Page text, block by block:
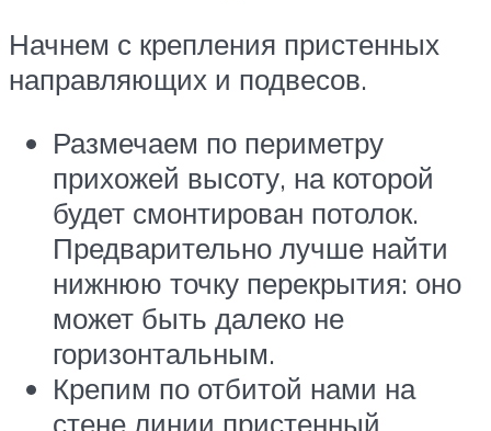
Начнем с крепления пристенных
направляющих и подвесов.
Размечаем по периметру
прихожей высоту, на которой
будет смонтирован потолок.
Предварительно лучше найти
нижнюю точку перекрытия: оно
может быть далеко не
горизонтальным.
Крепим по отбитой нами на
стене линии пристенный